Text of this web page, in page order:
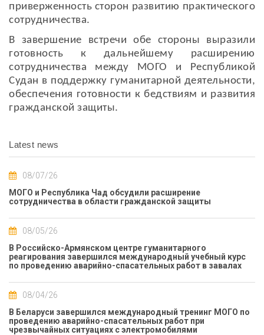
приверженность сторон развитию практического
сотрудничества.
В завершение встречи обе стороны выразили
готовность к дальнейшему расширению
сотрудничества между МОГО и Республикой
Судан в поддержку гуманитарной деятельности,
обеспечения готовности к бедствиям и развития
гражданской защиты.
Latest news
08/07/26
МОГО и Республика Чад обсудили расширение
сотрудничества в области гражданской защиты
08/05/26
В Российско-Армянском центре гуманитарного
реагирования завершился международный учебный курс
по проведению аварийно-спасательных работ в завалах
08/04/26
В Беларуси завершился международный тренинг МОГО по
проведению аварийно-спасательных работ при
чрезвычайных ситуациях с электромобилями